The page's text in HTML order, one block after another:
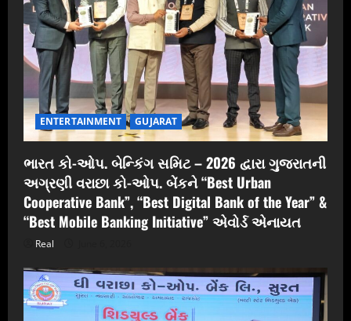
ENTERTAINMENT GUJARAT
ભારત કો-ઓપ. બેન્કિંગ સમિટ – 2026 દ્વારા ગુજરાતની
અગ્રણી વરાછા કો-ઓપ. બેંકને “Best Urban
Cooperative Bank”, “Best Digital Bank of the Year” &
“Best Mobile Banking Initiative” એવોર્ડ એનાયત
Real